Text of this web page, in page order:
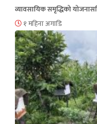
व्यावसायिक समृद्धिको
१ महिना अगाडि